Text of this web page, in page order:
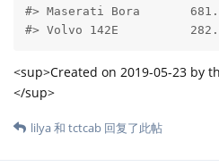
#> Maserati Bora
#> Volvo 142E
<sup>Created on 2019-05-23 by
</sup>
lilya和 tctcab 回复了此帖